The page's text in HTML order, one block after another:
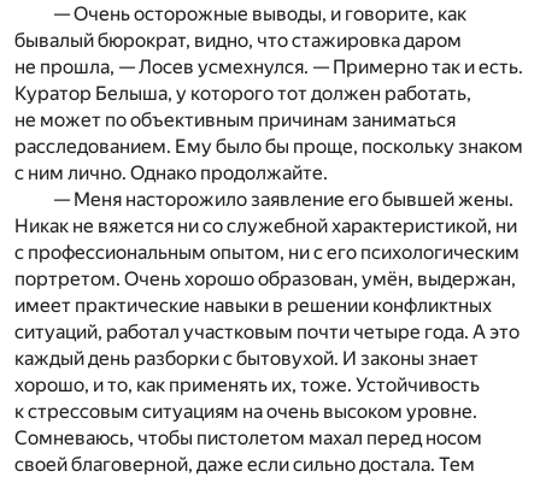
— Очень осторожные выводы, и говорите, как
бывалый бюрократ, видно, что стажировка даром
не прошла, — Лосев усмехнулся. — Примерно так и есть.
Куратор Белыша, у которого тот должен работать,
не может по объективным причинам заниматься
расследованием. Ему было бы проще, поскольку знаком
с ним лично. Однако продолжайте.
— Меня насторожило заявление его бывшей жены.
Никак не вяжется ни со служебной характеристикой, ни
с профессиональным опытом, ни с его психологическим
портретом. Очень хорошо образован, умён, выдержан,
имеет практические навыки в решении конфликтных
ситуаций, работал участковым почти четыре года. А это
каждый день разборки с бытовухой. И законы знает
хорошо, и то, как применять их, тоже. Устойчивость
к стрессовым ситуациям на очень высоком уровне.
Сомневаюсь, чтобы пистолетом махал перед носом
своей благоверной, даже если сильно достала. Тем